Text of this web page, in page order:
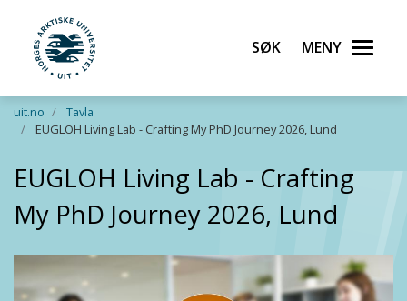
Gå til hovedinnhold
UiT Norges arktiske universitet
Søk Meny
uit.no
Tavla
EUGLOH Living Lab - Crafting My PhD Journey 2026, Lund
EUGLOH Living Lab - Crafting
My PhD Journey 2026, Lund